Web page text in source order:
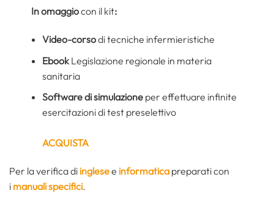
In omaggiocon il kit:
Video-corsodi tecniche infermieristiche
Ebook Legislazione regionale in materia
sanitaria
Software di simulazione per effettuare infinite
esercitazioni di test preselettivo
ACQUISTA
Per la verifica di inglesee informatica preparati con
i manuali specifici.